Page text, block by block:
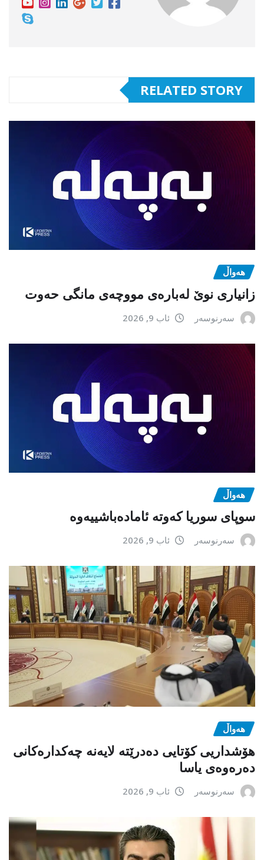
RELATED STORY
هەواڵ
زانیاری نوێ لەبارەی مووچەی مانگی حەوت
سەرنوسەر ئاب 9, 2026
هەواڵ
سوپای سوریا کەوتە ئامادەباشییەوە
سەرنوسەر ئاب 9, 2026
هەواڵ
هۆشداریی کۆتایی دەدرێتە لایەنە چەکدارەکانی
دەرەوەی یاسا
سەرنوسەر ئاب 9, 2026